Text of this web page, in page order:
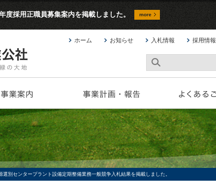
度採用正職員募集案内を掲載しました。 more
ホーム お知らせ 入札情報 採用情報
選別センタープラント設備定期整備業務一般競争入札結果を掲載しました。